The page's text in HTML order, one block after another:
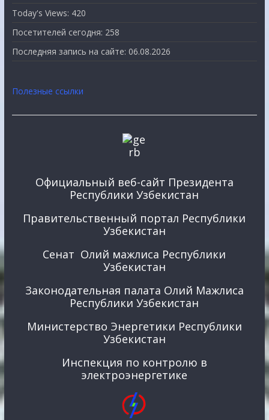
Today's Views: 420
Посетителей сегодня: 258
Последняя запись на сайте: 06.08.2026
Полезные ссылки
Официальный веб-сайт Президента
Республики Узбекистан
Правительственный портал Республики
Узбекистан
Сенат Олий мажлиса Республики
Узбекистан
Законодательная палата Олий Мажлиса
Республики Узбекистан
Министерство Энергетики Республики
Узбекистан
Инспекция по контролю в
электроэнергетике